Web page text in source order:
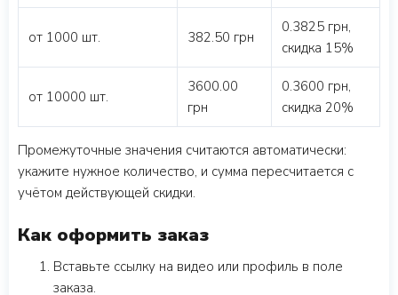
от 1000 шт. 382.50 грн
0.3825 грн,
скидка 15%
от 10000 шт.
3600.00
грн
0.3600 грн,
скидка 20%
Промежуточные значения считаются автоматически:
укажите нужное количество, и сумма пересчитается с
учётом действующей скидки.
Как оформить заказ
Вставьте ссылку на видео или профиль в поле
заказа.